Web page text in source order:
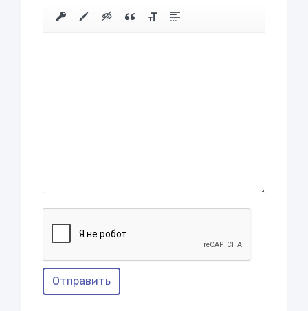
Отправить